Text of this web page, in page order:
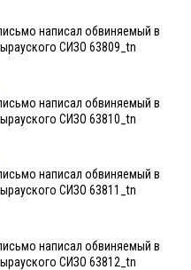
написал обвиняемый в
СИЗО 63809_tn
написал обвиняемый в
СИЗО 63810_tn
написал обвиняемый в
СИЗО 63811_tn
написал обвиняемый в
СИЗО 63812_tn